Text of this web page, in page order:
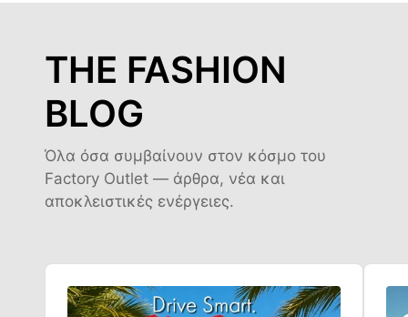
THE FASHION
BLOG
Όλα όσα συμβαίνουν στον κόσμο του
Factory Outlet — άρθρα, νέα και
αποκλειστικές ενέργειες.